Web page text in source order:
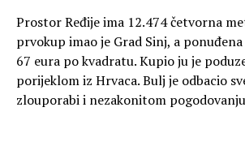
Prostor Ređije ima 12.474 četvorna
prvokup imao je Grad Sinj, a
67 eura po kvadratu. Kupio ju je
porijeklom iz Hrvaca. Bulj je odbacio
zlouporabi i nezakonitom